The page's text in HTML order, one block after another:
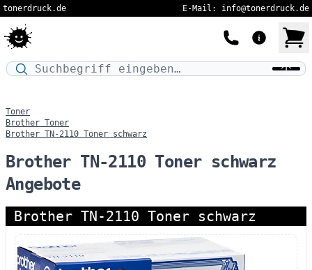
tonerdruck.de E-Mail: info@tonerdruck.de
Druckermodell oder Produktnamen eingeben…
Toner
Brother Toner
Brother TN-2110 Toner schwarz
Brother TN-2110 Toner schwarz
Angebote
Brother TN-2110 Toner schwarz